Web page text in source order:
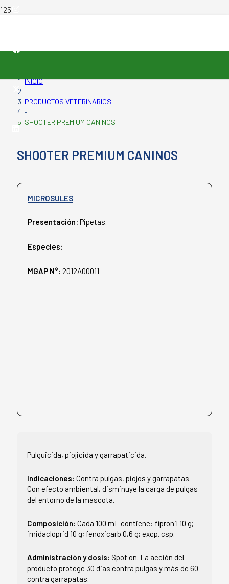
INICIO
-
PRODUCTOS VETERINARIOS
-
SHOOTER PREMIUM CANINOS
SHOOTER PREMIUM CANINOS
MICROSULES
Presentación: Pipetas.
Especies:
MGAP N°: 2012A00011
Pulguicida, piojicida y garrapaticida.
Indicaciones: Contra pulgas, piojos y garrapatas.
Con efecto ambiental, disminuye la carga de pulgas
del entorno de la mascota.
Composición: Cada 100 mL contiene: fipronil 10 g;
imidacloprid 10 g; fenoxicarb 0,6 g; excp. csp.
Administración y dosis: Spot on. La acción del
producto protege 30 dias contra pulgas y más de 60
contra garrapatas.